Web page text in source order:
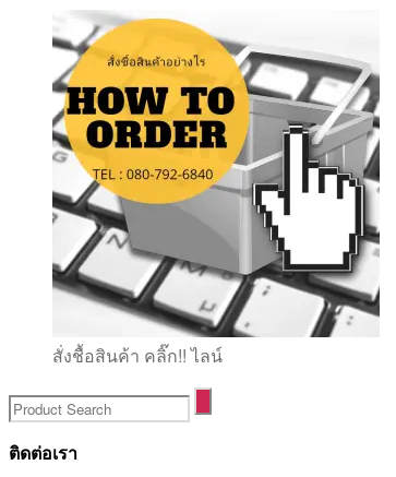
สั่งชื้อสินค้า คลิ๊ก!! ไลน์
ติดต่อเรา